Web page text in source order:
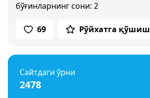
бўғинларнинг сони: 2
69 Рўйхатга қўшиш
Сайтдаги ўрни
2478